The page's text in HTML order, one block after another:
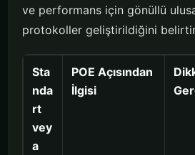
ve performans için gönüllü
protokoller geliştirildiğini
Sta
nda
rt
vey
a
POE Açısından
İlgisi